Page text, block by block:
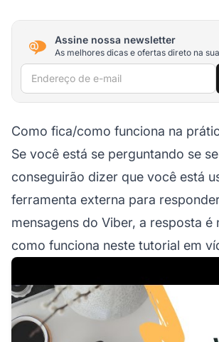
Assine nossa newsletter
As melhores dicas e ofertas direto na
Endereço de e-mail
Como fica/como funciona na
Se você está se perguntando se
conseguirão dizer que você está
ferramenta externa para
mensagens do Viber, a resposta é
como funciona neste tutorial em